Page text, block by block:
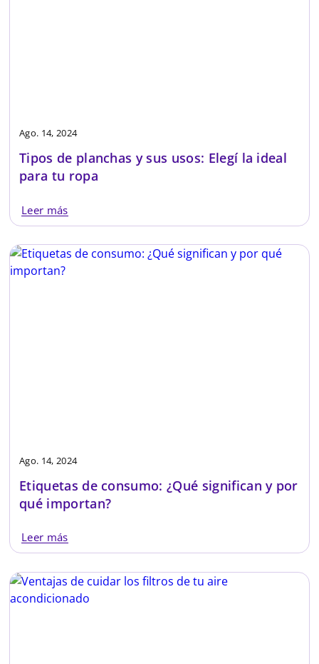
Ago. 14, 2024
Tipos de planchas y sus usos: Elegí la ideal
para tu ropa
Leer más
Ago. 14, 2024
Etiquetas de consumo: ¿Qué significan y por
qué importan?
Leer más